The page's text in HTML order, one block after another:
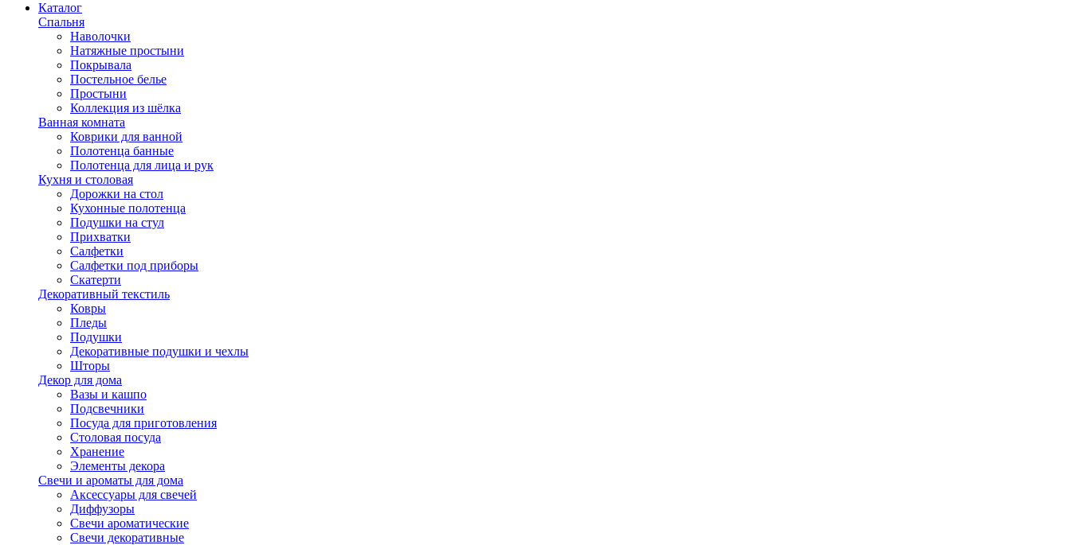
Каталог
Спальня
Наволочки
Натяжные простыни
Покрывала
Постельное белье
Простыни
Коллекция из шёлка
Ванная комната
Коврики для ванной
Полотенца банные
Полотенца для лица и рук
Кухня и столовая
Дорожки на стол
Кухонные полотенца
Подушки на стул
Прихватки
Салфетки
Салфетки под приборы
Скатерти
Декоративный текстиль
Ковры
Пледы
Подушки
Декоративные подушки и чехлы
Шторы
Декор для дома
Вазы и кашпо
Подсвечники
Посуда для приготовления
Столовая посуда
Хранение
Элементы декора
Свечи и ароматы для дома
Аксессуары для свечей
Диффузоры
Свечи ароматические
Свечи декоративные